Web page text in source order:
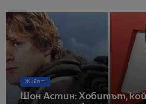
Живот
Шон Астин: Хобитът,